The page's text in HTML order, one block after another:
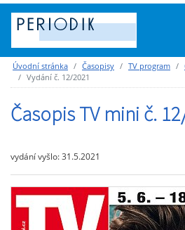
Úvodní stránka Časopisy TV program
Vydání č. 12/2021
Časopis TV mini č.
vydání vyšlo: 31.5.2021